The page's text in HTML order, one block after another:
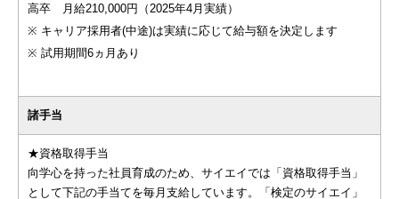
高卒 月給210,000円（2025年4月実績）
※ キャリア採用者(中途)は実績に応じて給与額を決定します
※ 試用期間6ヵ月あり
諸手当
★資格取得手当
向学心を持った社員育成のため、サイエイでは「資格取得手当」
として下記の手当てを毎月支給しています。「検定のサイエイ」